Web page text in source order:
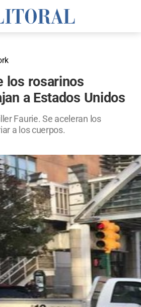
los rosarinos
a Estados Unidos
Faurie. Se aceleran los
a los cuerpos.